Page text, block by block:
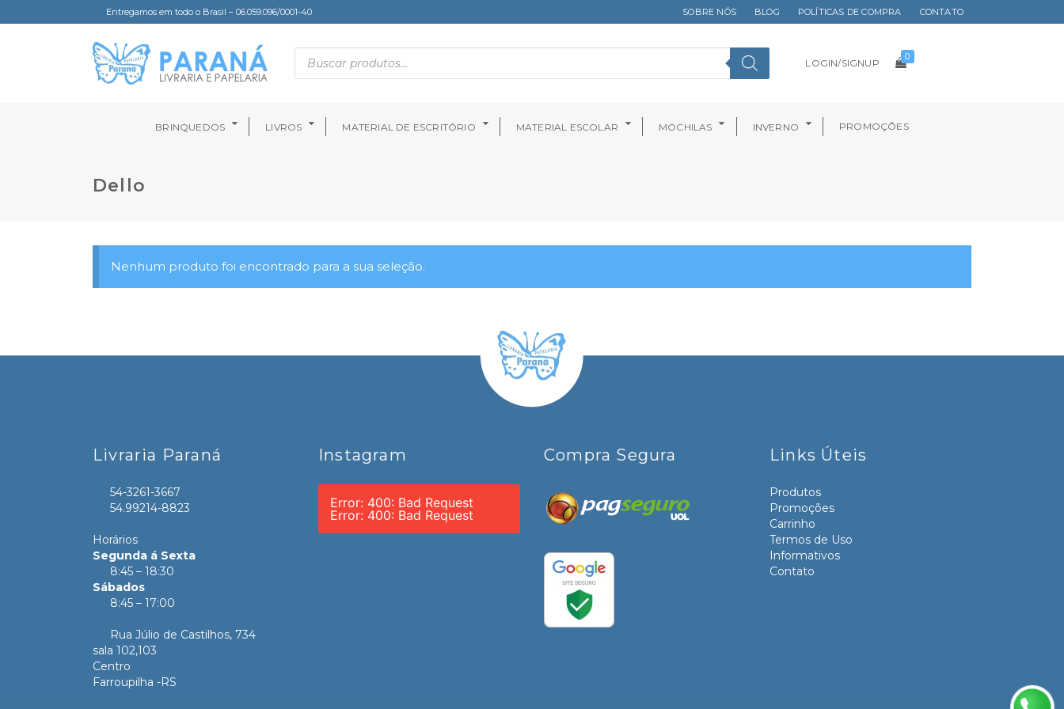
Entregamos em todo o Brasil – 06.059.096/0001-40 SOBRE NÓS BLOG POLÍTICAS DE COMPRA CONTATO
LOGIN/SIGNUP
0
BRINQUEDOS LIVROS MATERIAL DE ESCRITÓRIO MATERIAL ESCOLAR MOCHILAS INVERNO PROMOÇÕES
Dello
Nenhum produto foi encontrado para a sua seleção.
Livraria Paraná
54-3261-3667
54.99214-8823
Horários
Segunda á Sexta
8:45 – 18:30
Sábados
8:45 – 17:00
Rua Júlio de Castilhos, 734
sala 102,103
Centro
Farroupilha -RS
Instagram
Error: 400: Bad Request
Error: 400: Bad Request
Compra Segura Links Úteis
Produtos
Promoções
Carrinho
Termos de Uso
Informativos
Contato